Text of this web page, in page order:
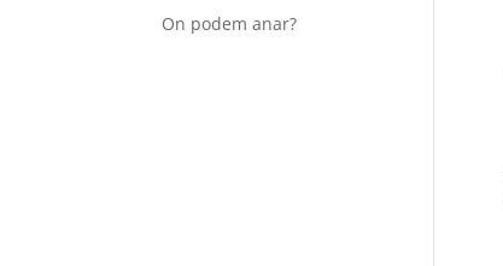
On podem anar?